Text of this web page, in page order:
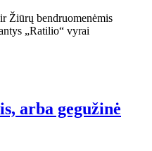
arba gegužinė